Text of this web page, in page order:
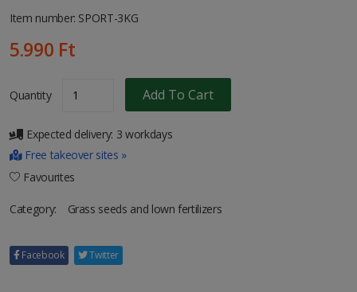
Item number: SPORT-3KG
5.990 Ft
Quantity Add To Cart
Expected delivery: 3 workdays
Free takeover sites »
Favourites
Category: Grass seeds and lown fertilizers
Facebook Twitter